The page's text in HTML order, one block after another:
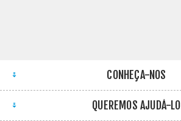
CONHEÇA-NOS
QUEREMOS AJUDÁ-LO